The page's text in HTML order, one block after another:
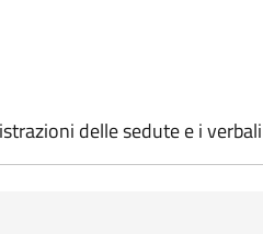
delle sedute e i verbali